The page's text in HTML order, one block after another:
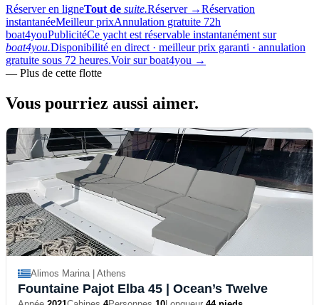
Réserver en ligneTout de suite.Réserver →Réservation
instantanéeMeilleur prixAnnulation gratuite 72h
boat4youPublicitéCe yacht est réservable instantanément sur
boat4you.Disponibilité en direct · meilleur prix garanti · annulation
gratuite sous 72 heures.Voir sur boat4you →
— Plus de cette flotte
Vous pourriez aussi aimer.
Alimos Marina | Athens
Fountaine Pajot Elba 45 | Ocean’s Twelve